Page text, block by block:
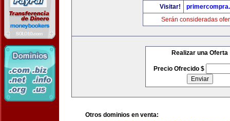
Visitar!
Serán consideradas
Realizar una Oferta
Precio Ofrecido $
Otros dominios en venta: